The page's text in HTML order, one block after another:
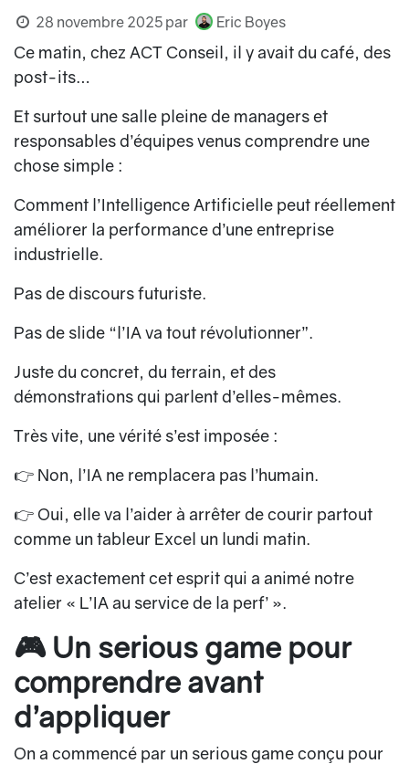
28 novembre 2025 par Eric Boyes
Ce matin, chez ACT Conseil, il y avait du café, des
post-its…
Et surtout une salle pleine de managers et
responsables d’équipes venus comprendre une
chose simple :
Comment l’Intelligence Artificielle peut réellement
améliorer la performance d’une entreprise
industrielle.
Pas de discours futuriste.
Pas de slide “l’IA va tout révolutionner”.
Juste du concret, du terrain, et des
démonstrations qui parlent d’elles-mêmes.
Très vite, une vérité s’est imposée :
👉 Non, l’IA ne remplacera pas l’humain.
👉 Oui, elle va l’aider à arrêter de courir partout
comme un tableur Excel un lundi matin.
C’est exactement cet esprit qui a animé notre
atelier « L’IA au service de la perf’ ».
🎮 Un serious game pour
comprendre avant
d’appliquer
On a commencé par un serious game conçu pour